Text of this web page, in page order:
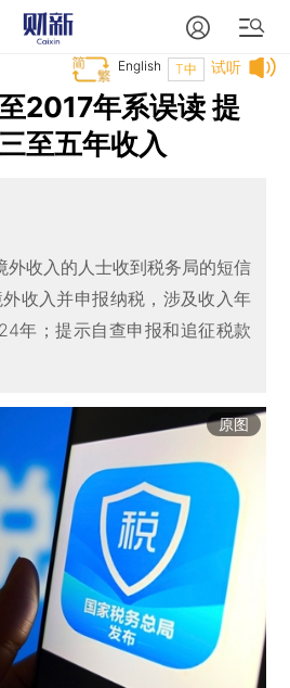
试听
T中
English
2017年系误读 提
至五年收入
收入的人士收到税务局的短信
收入并申报纳税，涉及收入年
年；提示自查申报和追征税款
原图